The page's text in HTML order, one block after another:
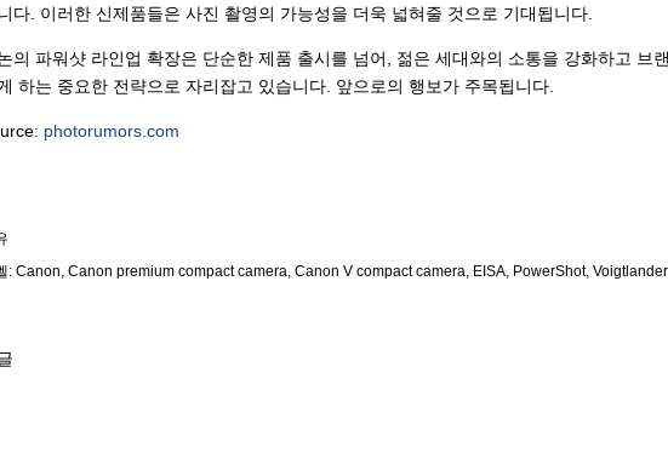
다. 이러한 신제품들은 사진 촬영의 가능성을 더욱 넓혀줄 것으로 기대됩니다.
의 파워샷 라인업 확장은 단순한 제품 출시를 넘어, 젊은 세대와의 소통을 강화하고 브
하는 중요한 전략으로 자리잡고 있습니다. 앞으로의 행보가 주목됩니다.
photorumors.com
: Canon Canon premium compact camera Canon V compact camera EISA PowerShot Voigtlander